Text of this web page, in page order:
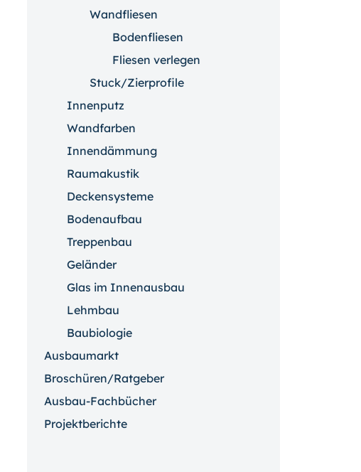
Wandfliesen
Bodenfliesen
Fliesen verlegen
Stuck/Zierprofile
Innenputz
Wandfarben
Innendämmung
Raumakustik
Deckensysteme
Bodenaufbau
Treppenbau
Geländer
Glas im Innenausbau
Lehmbau
Baubiologie
Ausbaumarkt
Broschüren/Ratgeber
Ausbau-Fachbücher
Projektberichte